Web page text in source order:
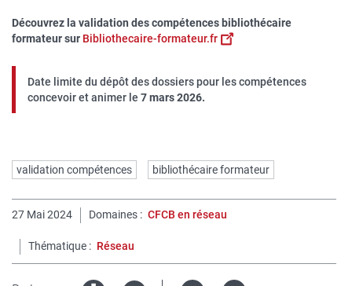
Découvrez la validation des compétences bibliothécaire
formateur sur Bibliothecaire-formateur.fr
Date limite du dépôt des dossiers pour les compétences
concevoir et animer le 7 mars 2026.
Mots
clés
validation compétences bibliothécaire formateur
27 Mai 2024 Domaines CFCB en réseau
Thématique Réseau